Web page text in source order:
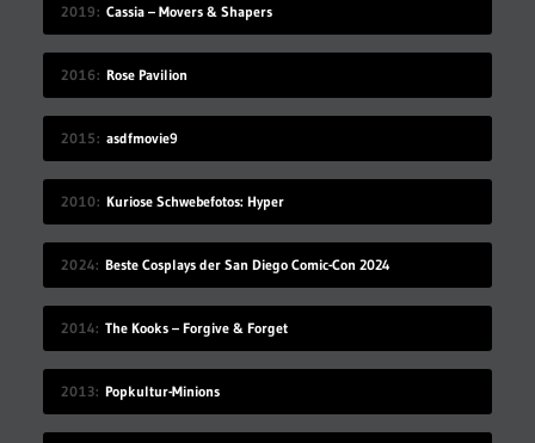
2019 Cassia – Movers & Shapers
2016 Rose Pavilion
2015 asdfmovie9
2010 Kuriose Schwebefotos: Hyper
2024 Beste Cosplays der San Diego Comic-Con 2024
2014 The Kooks – Forgive & Forget
2013 Popkultur-Minions